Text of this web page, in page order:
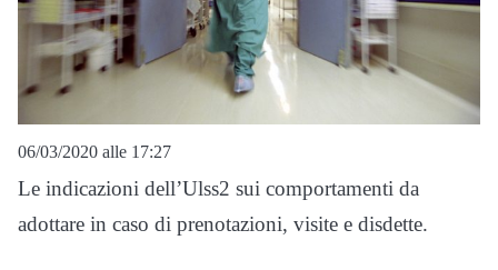
06/03/2020 alle 17:27
Le indicazioni dell’Ulss2 sui comportamenti da
adottare in caso di prenotazioni, visite e disdette.